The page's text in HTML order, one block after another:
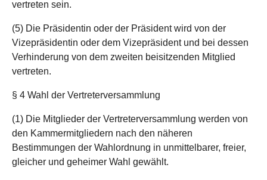
vertreten sein.
(5) Die Präsidentin oder der Präsident wird von der
Vizepräsidentin oder dem Vizepräsident und bei dessen
Verhinderung von dem zweiten beisitzenden Mitglied
vertreten.
§ 4 Wahl der Vertreterversammlung
(1) Die Mitglieder der Vertreterversammlung werden von
den Kammermitgliedern nach den näheren
Bestimmungen der Wahlordnung in unmittelbarer, freier,
gleicher und geheimer Wahl gewählt.